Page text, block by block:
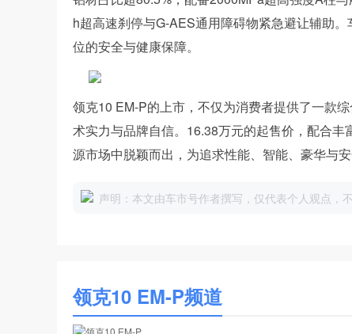
h超高速刹停与G-AES通用障碍物紧急避让辅助。
位的安全与健康保障。
领克10 EM-P的上市，不仅为消费者提供了一款
术实力与品牌自信。16.38万元的起售价，配合
源市场中脱颖而出，为追求性能、智能、豪华与
声明：本文由车市号作者撰写，仅代表个人观点，
领克10 EM-P频道